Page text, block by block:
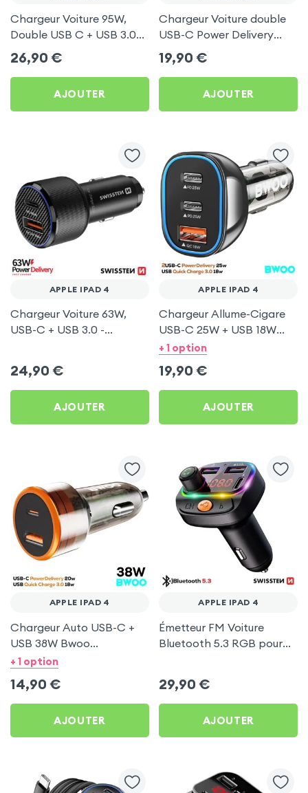
Chargeur Voiture 95W,
Double USB C + USB 3.0
pour Apple iPad 4
26,90 €
AJOUTER
Chargeur Voiture double
USB-C Power Delivery
50W - Swissten pour
Apple iPad 4
19,90 €
AJOUTER
APPLE IPAD 4
Chargeur Voiture 63W,
USB-C + USB 3.0 -
24,90 €
AJOUTER
APPLE IPAD 4
Chargeur Allume-Cigare
USB-C 25W + USB 18W
Bwoo pour Apple iPad 4
+ 1 option
19,90 €
AJOUTER
APPLE IPAD 4
Chargeur Auto USB-C +
USB 38W Bwoo
Transparent pour Apple
+ 1 option
14,90 €
AJOUTER
APPLE IPAD 4
Émetteur FM Voiture
Bluetooth 5.3 RGB pour
29,90 €
AJOUTER